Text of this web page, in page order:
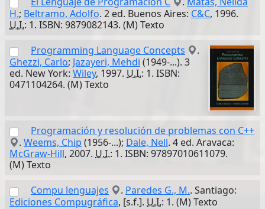
H.; Beltramo, Adolfo. 2 ed. Buenos Aires: C&C, 1996.
U.I.: 1. ISBN: 9879082143. (M) Texto
Programming Language Concepts
.
Ghezzi, Carlo; Jazayeri, Mehdi (1949-...). 3
ed. New York: Wiley, 1997. U.I.: 1. ISBN:
0471104264. (M) Texto
Programación y resolución de problemas con C++
. Weems, Chip (1956-...); Dale, Nell. 4 ed. Aravaca:
McGraw-Hill, 2007. U.I.: 1. ISBN: 97897010611079.
(M) Texto
Compu lenguajes
. Paredes G., M.. Santiago:
Ediciones Compugráfica, [s.f.]. U.I.: 1. (M) Texto